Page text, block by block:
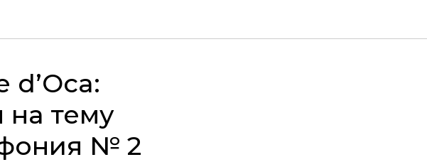
на тему
№ 2